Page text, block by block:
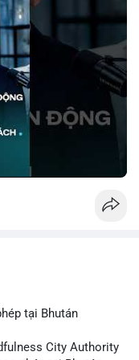
động ngắn hạn, các
nguyên tắc cơ
kế hoạch đã định.
còn tạo điều kiện để
tại Bhután
City Authority